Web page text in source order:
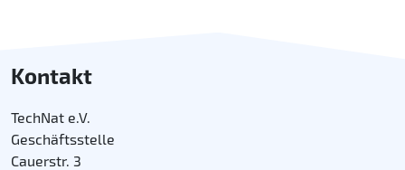
Kontakt
TechNat e.V.
Geschäftsstelle
Cauerstr. 3